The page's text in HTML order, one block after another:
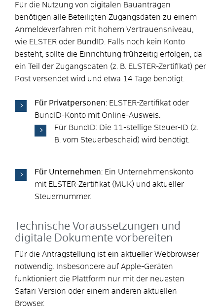
Für die Nutzung von digitalen Bauanträgen
benötigen alle Beteiligten Zugangsdaten zu einem
Anmeldeverfahren mit hohem Vertrauensniveau,
wie ELSTER oder BundID. Falls noch kein Konto
besteht, sollte die Einrichtung frühzeitig erfolgen, da
ein Teil der Zugangsdaten (z. B. ELSTER-Zertifikat) per
Post versendet wird und etwa 14 Tage benötigt.
Für Privatpersonen: ELSTER-Zertifikat oder
BundID-Konto mit Online-Ausweis.
Für BundID: Die 11-stellige Steuer-ID (z.
B. vom Steuerbescheid) wird benötigt.
Für Unternehmen: Ein Unternehmenskonto
mit ELSTER-Zertifikat (MUK) und aktueller
Steuernummer.
Technische Voraussetzungen und
digitale Dokumente vorbereiten
Für die Antragstellung ist ein aktueller Webbrowser
notwendig. Insbesondere auf Apple-Geräten
funktioniert die Plattform nur mit der neuesten
Safari-Version oder einem anderen aktuellen
Browser.